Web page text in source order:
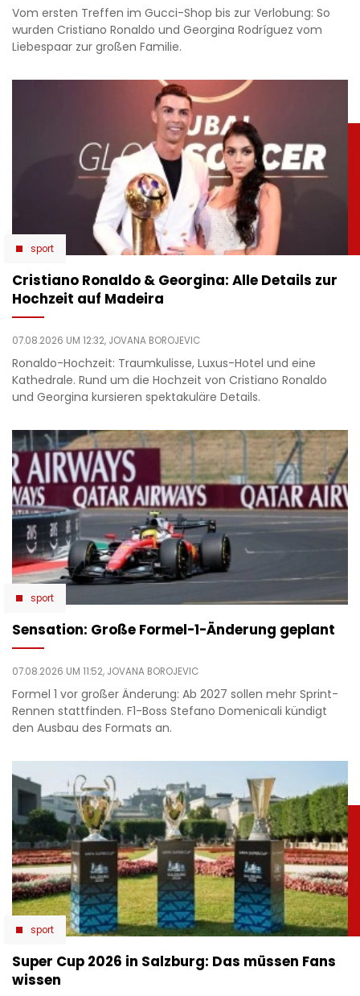
Vom ersten Treffen im Gucci-Shop bis zur Verlobung: So
wurden Cristiano Ronaldo und Georgina Rodríguez vom
Liebespaar zur großen Familie.
sport
Cristiano Ronaldo & Georgina: Alle Details zur
Hochzeit auf Madeira
07.08.2026 UM 12:32, JOVANA BOROJEVIC
Ronaldo-Hochzeit: Traumkulisse, Luxus-Hotel und eine
Kathedrale. Rund um die Hochzeit von Cristiano Ronaldo
und Georgina kursieren spektakuläre Details.
sport
Sensation: Große Formel-1-Änderung geplant
07.08.2026 UM 11:52, JOVANA BOROJEVIC
Formel 1 vor großer Änderung: Ab 2027 sollen mehr Sprint-
Rennen stattfinden. F1-Boss Stefano Domenicali kündigt
den Ausbau des Formats an.
sport
Super Cup 2026 in Salzburg: Das müssen Fans
wissen